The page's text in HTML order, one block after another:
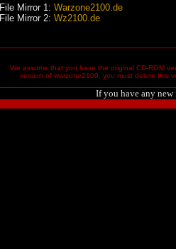
File Mirror 1: Warzone2100.de
File Mirror 2: Wz2100.de
We assume that you have the original CD-ROM
version of warzone2100, you must delete this
If you have any new